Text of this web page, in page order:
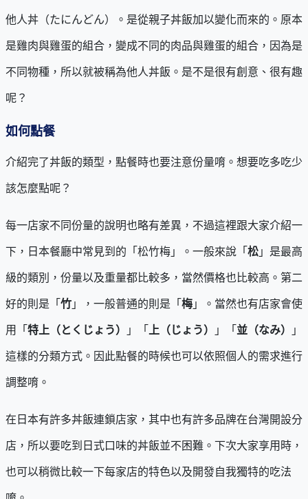
他人丼（たにんどん）。是從親子丼飯加以變化而來的。原本
是雞肉與雞蛋的組合，變成不同的肉品與雞蛋的組合，因為是
不同物種，所以就被稱為他人丼飯。是不是很有創意、很有趣
呢？
如何點餐
介紹完了丼飯的類型，點餐時也要注意份量唷。想要吃多吃少
該怎麼點呢？
每一店家不同份量的說明也略有差異，不過這裡跟大家介紹一
下，日本餐廳中常見到的「松竹梅」。一般來說「 松 」是最高
級的類別，份量以及重量都比較多，當然價格也比較高。第二
好的則是「 竹 」，一般普通的則是「 梅 」。當然也有店家會使
用「 特上（とくじょう） 」「 上（じょう） 」「 並（なみ） 」
這樣的分類方式。因此點餐的時候也可以依照個人的需求進行
調整唷。
在日本有許多丼飯連鎖店家，其中也有許多品牌在台灣開設分
店，所以要吃到日式口味的丼飯並不困難。下次大家享用時，
也可以稍微比較一下每家店的特色以及開發自我獨特的吃法